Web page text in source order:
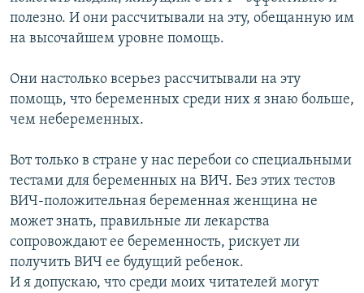
полезно. И они рассчитывали на эту, обещанную им
на высочайшем уровне помощь.
Они настолько всерьез рассчитывали на эту
помощь, что беременных среди них я знаю больше,
чем небеременных.
Вот только в стране у нас перебои со специальными
тестами для беременных на ВИЧ. Без этих тестов
ВИЧ-положительная беременная женщина не
может знать, правильные ли лекарства
сопровождают ее беременность, рискует ли
получить ВИЧ ее будущий ребенок.
И я допускаю, что среди моих читателей могут